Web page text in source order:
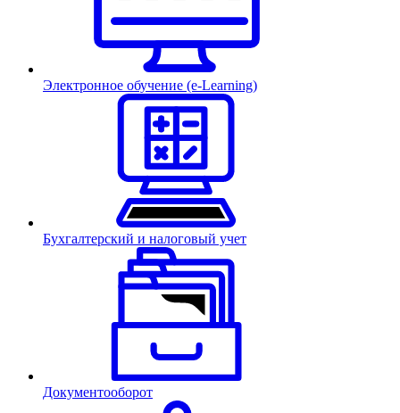
Электронное обучение (e-Learning)
Бухгалтерский и налоговый учет
Документооборот